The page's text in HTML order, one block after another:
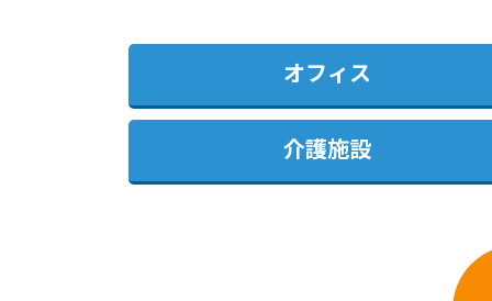
オフィス
介護施設